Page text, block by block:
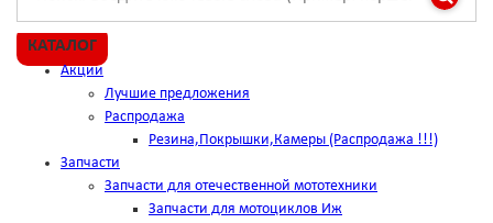
КАТАЛОГ
Акции
Лучшие предложения
Распродажа
Резина,Покрышки,Камеры (Распродажа !!!)
Запчасти
Запчасти для отечественной мототехники
Запчасти для мотоциклов Иж